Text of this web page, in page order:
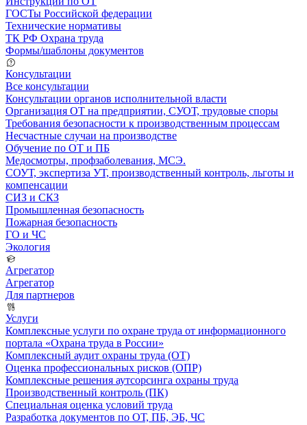
ГОСТы Российской федерации
Технические нормативы
ТК РФ Охрана труда
Формы/шаблоны документов
Консультации
Все консультации
Консультации органов исполнительной власти
Организация ОТ на предприятии, СУОТ, трудовые споры
Требования безопасности к производственным процессам
Несчастные случаи на производстве
Обучение по ОТ и ПБ
Медосмотры, профзаболевания, МСЭ.
СОУТ, экспертиза УТ, производственный контроль, льготы и
компенсации
СИЗ и СКЗ
Промышленная безопасность
Пожарная безопасность
ГО и ЧС
Экология
Агрегатор
Агрегатор
Для партнеров
Услуги
Комплексные услуги по охране труда от информационного
портала «Охрана труда в России»
Комплексный аудит охраны труда (ОТ)
Оценка профессиональных рисков (ОПР)
Комплексные решения аутсорсинга охраны труда
Производственный контроль (ПК)
Специальная оценка условий труда
Разработка документов по ОТ, ПБ, ЭБ, ЧС